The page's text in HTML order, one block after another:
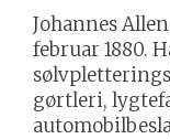
Johannes
februar 1880.
gørtleri,